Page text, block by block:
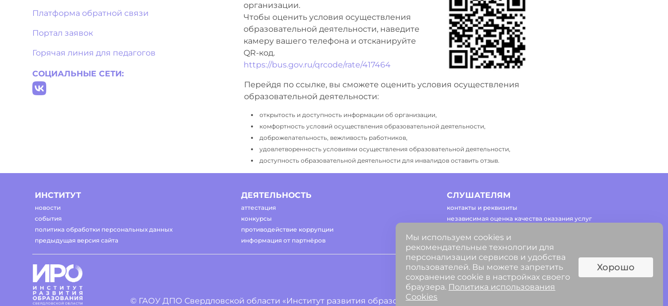
Платформа обратной связи
Портал заявок
Горячая линия для педагогов
СОЦИАЛЬНЫЕ СЕТИ:
организации.
Чтобы оценить условия осуществления
образовательной деятельности, наведите
камеру вашего телефона и отсканируйте
QR-код.
https://bus.gov.ru/qrcode/rate/417464
Перейдя по ссылке, вы сможете оценить условия осуществления
образовательной деятельности:
открытость и доступность информации об организации,
комфортность условий осуществления образовательной деятельности,
доброжелательность, вежливость работников,
удовлетворенность условиями осуществления образовательной деятельности,
доступность образовательной деятельности для инвалидов оставить отзыв.
ИНСТИТУТ
новости
события
политика обработки персональных данных
предыдущая версия сайта
ДЕЯТЕЛЬНОСТЬ
аттестация
конкурсы
противодействие коррупции
информация от партнёров
СЛУШАТЕЛЯМ
контакты и реквизиты
независимая оценка качества оказания услуг
регламент работы сайта
© ГАОУ ДПО Свердловской области «Институт развития образования»
Мы используем cookies и
рекомендательные технологии для
персонализации сервисов и удобства
пользователей. Вы можете запретить
сохранение cookie в настройках своего
браузера. Политика использования
Cookies
Хорошо